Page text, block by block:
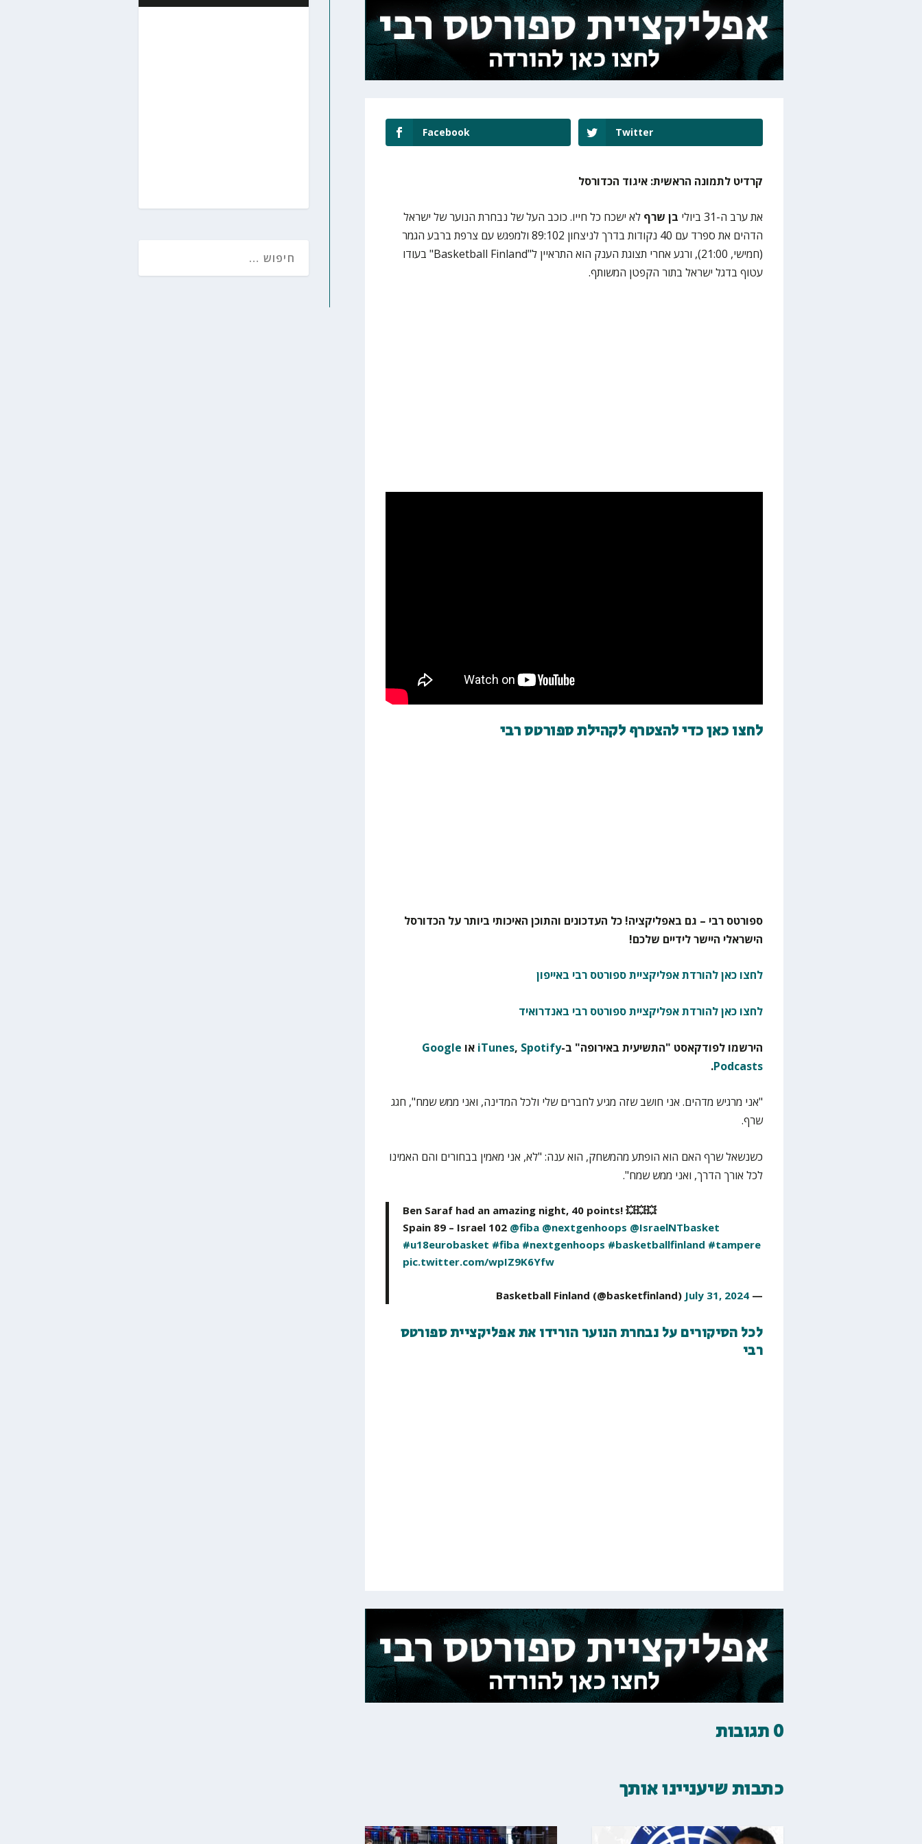
Facebook Twitter
קרדיט לתמונה הראשית: איגוד הכדורסל
את ערב ה-31 ביולי בן שרף לא ישכח כל חייו. כוכב העל של נבחרת הנוער של ישראל
הדהים את ספרד עם 40 נקודות בדרך לניצחון 89:102 ולמפגש עם צרפת ברבע הגמר
(חמישי, 21:00), ורגע אחרי תצוגת הענק הוא התראיין ל"Basketball Finland" בעודו
עטוף בדגל ישראל בתור הקפטן המשותף.
לחצו כאן כדי להצטרף לקהילת ספורטס רבי
ספורטס רבי – גם באפליקציה! כל העדכונים והתוכן האיכותי ביותר על הכדורסל
הישראלי היישר לידיים שלכם!
לחצו כאן להורדת אפליקציית ספורטס רבי באייפון
לחצו כאן להורדת אפליקציית ספורטס רבי באנדרואיד
הירשמו לפודקאסט "התשיעית באירופה" ב- iTunes, Spotify או Google
Podcasts
.
"אני מרגיש מדהים. אני חושב שזה מגיע לחברים שלי ולכל המדינה, ואני ממש שמח", חגג
שרף.
כשנשאל שרף האם הוא הופתע מהמשחק, הוא ענה: "לא, אני מאמין בבחורים והם האמינו
לכל אורך הדרך, ואני ממש שמח".
Ben Saraf had an amazing night, 40 points! 💥💥💥
Spain 89 – Israel 102 @fiba @nextgenhoops @IsraelNTbasket
#u18eurobasket #fiba #nextgenhoops #basketballfinland #tampere
pic.twitter.com/wpIZ9K6Yfw
— Basketball Finland (@basketfinland)
July 31, 2024
לכל הסיקורים על נבחרת הנוער הורידו את אפליקציית ספורטס
רבי
0 תגובות
כתבות שיעניינו אותך